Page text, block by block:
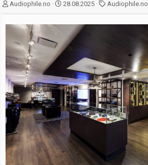
T
r
t
a
r
e
r
Audiophile.no
S
t
d
o
28.08.2025
K
a
i
Audiophile.no